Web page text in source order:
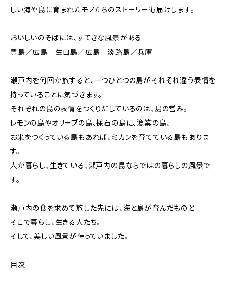
しい海や島に育まれたモノたちのストーリーも届けします。
おいしいのそばには、すてきな風景がある
豊島／広島 生口島／広島 淡路島／兵庫
瀬戸内を何回か旅すると、一つひとつの島がそれぞれ違う表情を
持っていることに気づきます。
それぞれの島の表情をつくりだしているのは、島の営み。
レモンの島やオリーブの島、採石の島に、漁業の島、
お米をつくっている島もあれば、ミカンを育てている島もありま
す。
人が暮らし、生きている、瀬戸内の島ならではの暮らしの風景で
す。
瀬戸内の食を求めて旅した先には、海と島が育んだものと
そこで暮らし、生きる人たち。
そして、美しい風景が待っていました。
目次